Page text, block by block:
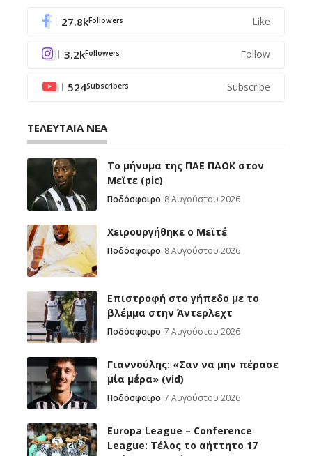
27.8kFollowers Like
3.2kFollowers Follow
524Subscribers Subscribe
ΤΕΛΕΥΤΑΙΑ ΝΕΑ
Το μήνυμα της ΠΑΕ ΠΑΟΚ στον
Μεϊτε (pic)
Ποδόσφαιρο 8 Αυγούστου 2026
Χειρουργήθηκε ο Μεϊτέ
Ποδόσφαιρο 8 Αυγούστου 2026
Επιστροφή στο γήπεδο με το
βλέμμα στην Άντερλεχτ
Ποδόσφαιρο 7 Αυγούστου 2026
Γιαννούλης: «Σαν να μην πέρασε
μία μέρα» (vid)
Ποδόσφαιρο 7 Αυγούστου 2026
Europa League – Conference
League: Τέλος το αήττητο 17